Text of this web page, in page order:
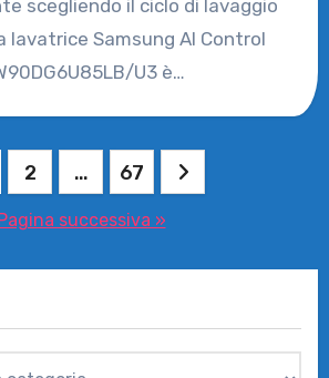
scegliendo il ciclo di lavaggio
lavatrice Samsung AI Control
U3 è…
2 … 67
successiva »